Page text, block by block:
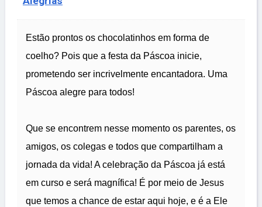
Estão prontos os chocolatinhos em forma de
coelho? Pois que a festa da Páscoa inicie,
prometendo ser incrivelmente encantadora. Uma
Páscoa alegre para todos!
Que se encontrem nesse momento os parentes, os
amigos, os colegas e todos que compartilham a
jornada da vida! A celebração da Páscoa já está
em curso e será magnífica! É por meio de Jesus
que temos a chance de estar aqui hoje, e é a Ele